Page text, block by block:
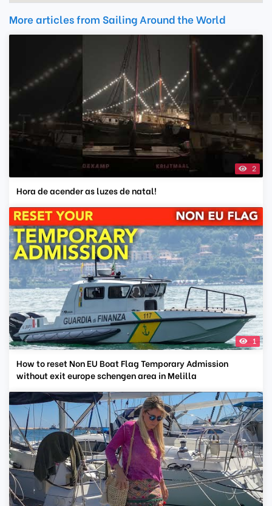
More articles from Sailing Around the World
2
Hora de acender as luzes de natal!
1
How to reset Non EU Boat Flag Temporary Admission
without exit europe schengen area in Melilla